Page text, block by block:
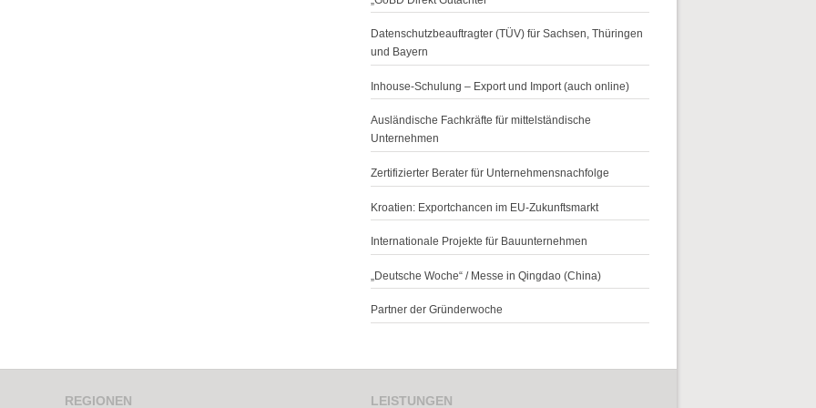
Datenschutzbeauftragter (TÜV) für Sachsen, Thüringen
und Bayern
Inhouse-Schulung – Export und Import (auch online)
Ausländische Fachkräfte für mittelständische
Unternehmen
Zertifizierter Berater für Unternehmensnachfolge
Kroatien: Exportchancen im EU-Zukunftsmarkt
Internationale Projekte für Bauunternehmen
„Deutsche Woche“ / Messe in Qingdao (China)
Partner der Gründerwoche
REGIONEN LEISTUNGEN